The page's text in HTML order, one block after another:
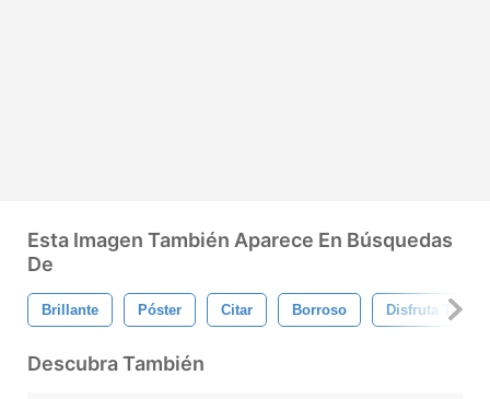
Esta Imagen También Aparece En Búsquedas
De
Brillante Póster Citar Borroso Disfruta Tu
Descubra También